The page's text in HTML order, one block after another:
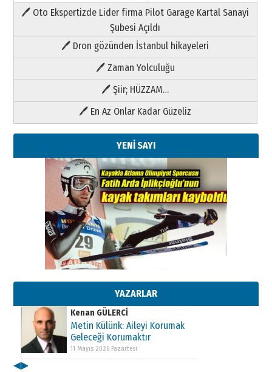
🖊 Oto Ekspertizde Lider firma Pilot Garage Kartal Sanayi
Şubesi Açıldı
🖊 Dron gözünden İstanbul hikayeleri
🖊 Zaman Yolculuğu
🖊 Şiir; HÜZZAM…
🖊 En Az Onlar Kadar Güzeliz
YENİ SAYI
YAZARLAR
Kenan GÜLERCİ
Metin Külünk: Aileyi Korumak
11 Mayıs 2026 Pazartesi
Kenan GÜLERCİ
Metin Külünk: Aileyi Korumak
Geleceği Korumaktır
11 Mayıs 2026 Pazartesi
◀▶